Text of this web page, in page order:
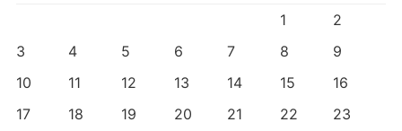
1
2
3
4 5 6 7 8
9
10
11 12 13 14 15
16
17
18 19 20 21 22
23